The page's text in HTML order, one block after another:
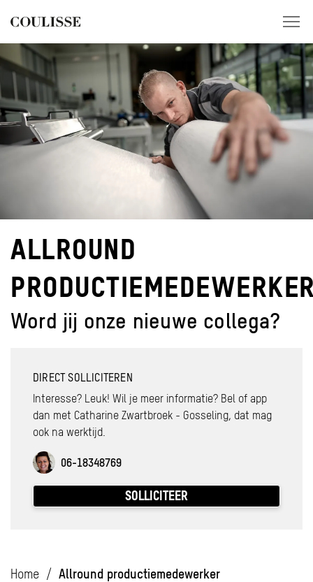
VACATURES
ONS DNA
VESTIGINGEN
ALLROUND
Word jij onze nieuwe collega?
DIRECT SOLLICITEREN
Interesse? Leuk! Wil je meer informatie? Bel of app
dan met Catharine Zwartbroek - Gosseling, dat mag
ook na werktijd.
06-18348769
SOLLICITEER
Home / Allround productiemedewerker